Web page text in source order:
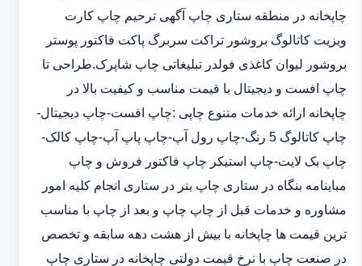
چاپخانه در منطقه ستاری چاپ آگهی ترحیم چاپ کارت
ویزیت کاتالوگ بروشور تراکت سربرگ پاکت فاکتور پوستر
بروشور لیوان کاغذی فولدر تبلیغاتی چاپ شاپرک.طراحی تا
چاپ افست و دیجیتال با قیمت مناسب و کیفیت بالا در
چاپخانه ارائه خدمات متنوع چاپی :چاپ افست-چاپ دیجیتال-
چاپ کاتالوگ 5 رنگ-چاپ رول آپ-چاپ پاپ آپ-چاپ کالک-
چاپ بک لایت-چاپ استیکر چاپ فاکتور فروش و چاپ
مباینامه بنگاه در ستاری چاپ بنر در ستاری انجام کلیه امور
مشاوره و خدمات قبل از چاپ چاپ و بعد از چاپ با مناسب
ترین قیمت ها چاپخانه با بیش از هشت دهه سابقه و تخصص
در صنعت چاپ با نرخ قیمت دولتی چاپخانه در ستاری چاپ